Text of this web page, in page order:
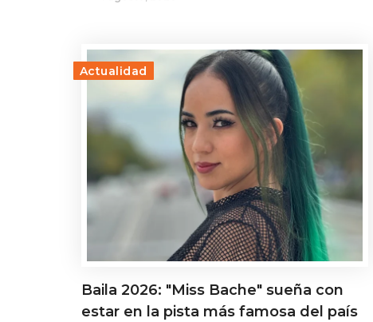
Actualidad
Baila 2026: "Miss Bache" sueña con
estar en la pista más famosa del país